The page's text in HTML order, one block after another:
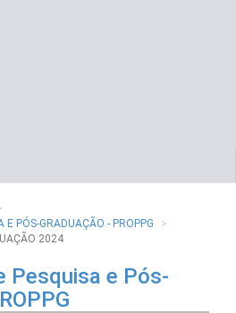
E PÓS-GRADUAÇÃO - PROPPG
2024
Pesquisa e Pós-